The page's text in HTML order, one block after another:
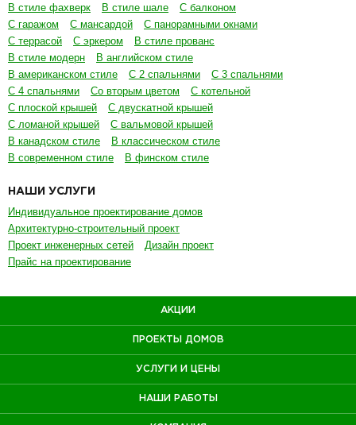
В стиле фахверк В стиле шале
С балконом
С гаражом
С мансардой
С панорамными окнами
С террасой
С эркером
В стиле прованс
В стиле модерн
В английском стиле
В американском стиле
С 2 спальнями
С 3 спальнями
С 4 спальнями
Со вторым цветом
С котельной
С плоской крышей
С двускатной крышей
С ломаной крышей
С вальмовой крышей
В канадском стиле
В классическом стиле
В современном стиле
В финском стиле
НАШИ УСЛУГИ
Индивидуальное проектирование домов
Архитектурно-строительный проект
Проект инженерных сетей
Дизайн проект
Прайс на проектирование
АКЦИИ
ПРОЕКТЫ ДОМОВ
УСЛУГИ И ЦЕНЫ
НАШИ РАБОТЫ